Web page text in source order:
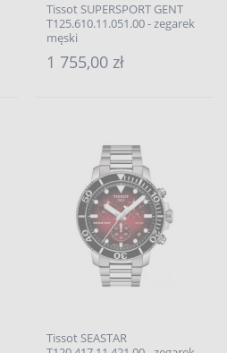
Tissot SUPERSPORT GENT
T125.610.11.051.00 - zegarek
męski
1 755,00 zł
Tissot SEASTAR